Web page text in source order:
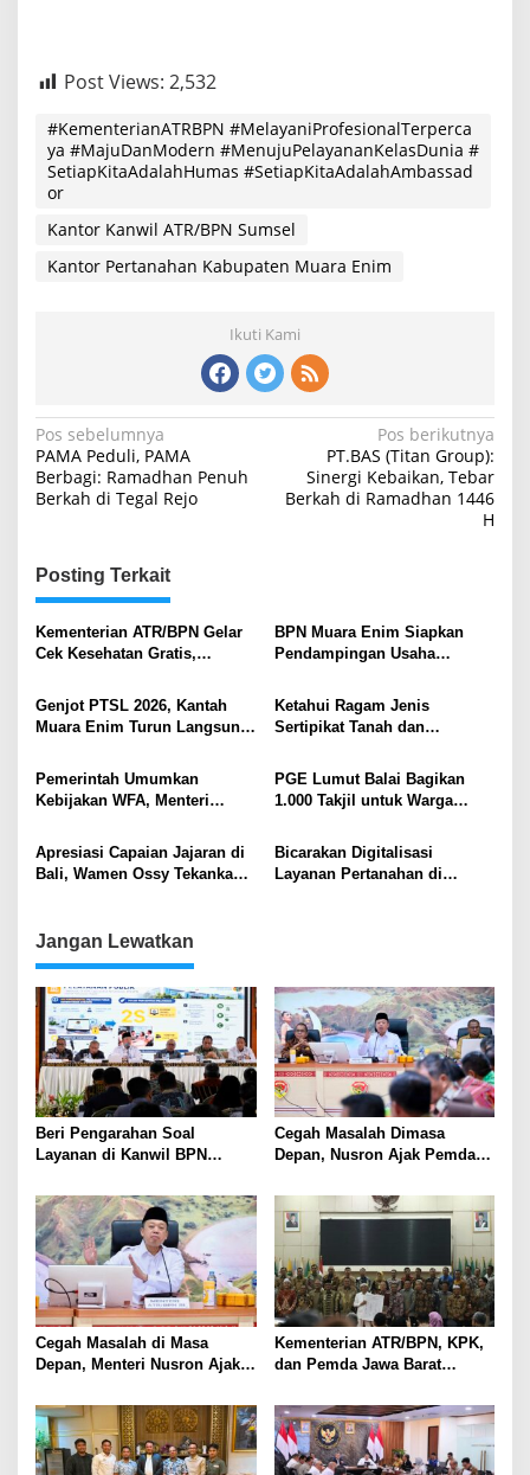
Post Views: 2,532
#KementerianATRBPN #MelayaniProfesionalTerperca
ya #MajuDanModern #MenujuPelayananKelasDunia #
SetiapKitaAdalahHumas #SetiapKitaAdalahAmbassad
or
Kantor Kanwil ATR/BPN Sumsel
Kantor Pertanahan Kabupaten Muara Enim
Ikuti Kami
Navigasi
pos
Pos sebelumnya
PAMA Peduli, PAMA
Berbagi: Ramadhan Penuh
Berkah di Tegal Rejo
Pos berikutnya
PT.BAS (Titan Group):
Sinergi Kebaikan, Tebar
Berkah di Ramadhan 1446
H
Posting Terkait
Kementerian ATR/BPN Gelar
Cek Kesehatan Gratis,
untuk Deteksi Dini Penyakit
BPN Muara Enim Siapkan
Pendampingan Usaha
Bangun Sari
Genjot PTSL 2026, Kantah
Muara Enim Turun Langsung
Warga
Ketahui Ragam Jenis
Sertipikat Tanah dan
Pemerintah Umumkan
Kebijakan WFA, Menteri
Buka Layani Masyarakat
PGE Lumut Balai Bagikan
1.000 Takjil untuk Warga
Apresiasi Capaian Jajaran di
Bali, Wamen Ossy Tekankan
Pertanahan
Bicarakan Digitalisasi
Layanan Pertanahan di
Jangan Lewatkan
Beri Pengarahan Soal
Layanan di Kanwil BPN
Nusron: Gunakan Sudut
Pandang Masyarakat
Cegah Masalah Dimasa
Depan, Nusron Ajak Pemda
Rumah Ibadah di NTT
Cegah Masalah di Masa
Depan, Menteri Nusron Ajak
Tanah Rumah Ibadah di NTT
Kementerian ATR/BPN, KPK,
dan Pemda Jawa Barat
Upaya Pencegahan Korupsi
serta Penguatan Ekonomi
Daerah